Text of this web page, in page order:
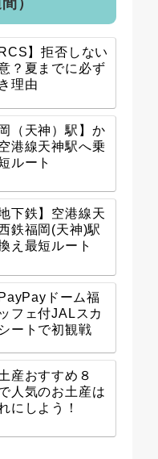
】拒否しない
？夏までに必ず
理由
（天神）駅】か
港線天神駅へ乗
ルート
下鉄】空港線天
鉄福岡(天神)駅
え最短ルート
ドーム福
フェ付JALスカ
ートで初観戦
産おすすめ８
人気のお土産は
にしよう！